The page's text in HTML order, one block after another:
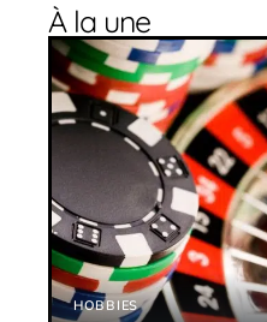
À la une
HOBBIES